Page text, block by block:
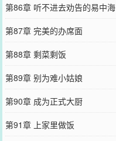
第86章 听不进去劝告的易中海
第87章 完美的办席面
第88章 剩菜剩饭
第89章 别为难小姑娘
第90章 成为正式大厨
第91章 上家里做饭